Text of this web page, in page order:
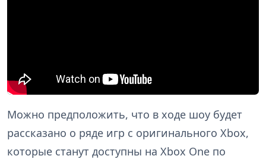
Можно предположить, что в ходе шоу будет
рассказано о ряде игр с оригинального Xbox,
которые станут доступны на Xbox One по